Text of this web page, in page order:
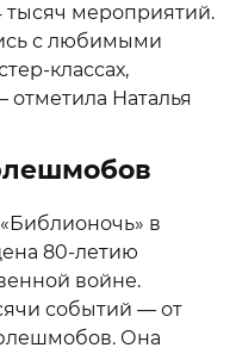
мероприятий.
с любимыми
классах,
отметила Наталья
в
80-летию
войне.
событий — от
Она